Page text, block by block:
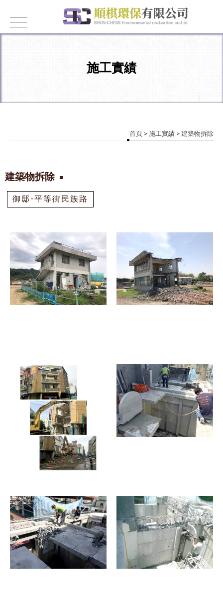
施工實績
首頁 >施工實績 > 建築物拆除
建築物拆除
御邸-平等街民族路